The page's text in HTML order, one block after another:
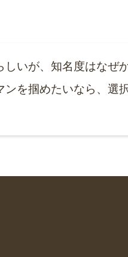
いが、知名度はなぜ
を掴めたいなら、選